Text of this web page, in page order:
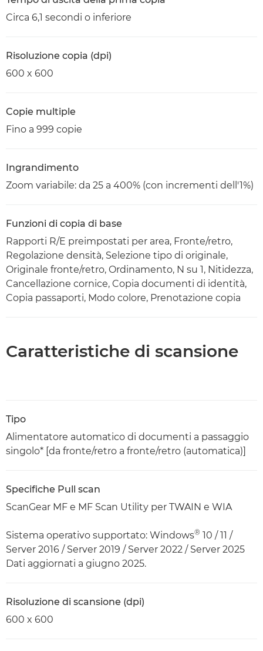
Circa 6,1 secondi o inferiore
Risoluzione copia (dpi)
600 x 600
Copie multiple
Fino a 999 copie
Ingrandimento
Zoom variabile: da 25 a 400% (con incrementi dell'1%)
Funzioni di copia di base
Rapporti R/E preimpostati per area, Fronte/retro,
Regolazione densità, Selezione tipo di originale,
Originale fronte/retro, Ordinamento, N su 1, Nitidezza,
Cancellazione cornice, Copia documenti di identità,
Copia passaporti, Modo colore, Prenotazione copia
Caratteristiche di scansione
Tipo
Alimentatore automatico di documenti a passaggio
singolo* [da fronte/retro a fronte/retro (automatica)]
Specifiche Pull scan
ScanGear MF e MF Scan Utility per TWAIN e WIA
Sistema operativo supportato: Windows® 10 / 11 /
Server 2016 / Server 2019 / Server 2022 / Server 2025
Dati aggiornati a giugno 2025.
Risoluzione di scansione (dpi)
600 x 600